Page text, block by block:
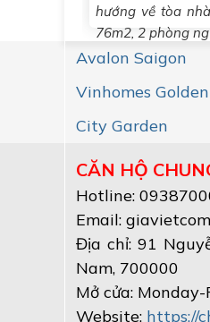
hướng về tòa
76m2, 2 phòng
Avalon Saigon
Vinhomes
City Garden
CĂN HỘ
Hotline:
Email:
Địa chỉ:91
Nam, 700000
Mở cửa:
Website: https://